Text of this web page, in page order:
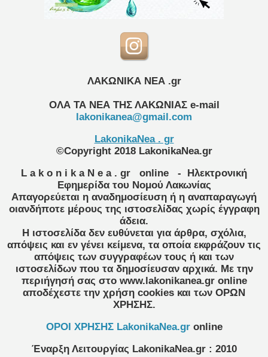
ΛΑΚΩΝΙΚΑ ΝΕΑ .gr
ΟΛΑ ΤΑ ΝΕΑ ΤΗΣ ΛΑΚΩΝΙΑΣ e-mail
lakonikanea@gmail.com
LakonikaNea . gr
©Copyright 2018 LakonikaNea.gr
L a k o n i k a N e a . gr
online
- Ηλεκτρονική
Εφημερίδα του Νομού Λακωνίας
Απαγορεύεται η αναδημοσίευση ή η αναπαραγωγή
οιανδήποτε μέρους της ιστοσελίδας χωρίς έγγραφη
άδεια.
Η ιστοσελίδα δεν ευθύνεται για άρθρα, σχόλια,
απόψεις και εν γένει κείμενα, τα οποία εκφράζουν τις
απόψεις των συγγραφέων τους ή και των
ιστοσελίδων που τα δημοσίευσαν αρχικά. Με την
περιήγησή σας στο www.lakonikanea.gr online
αποδέχεστε την χρήση cookies και των ΟΡΩΝ
ΧΡΗΣΗΣ.
OPOI XΡΗΣΗΣ LakonikaNea.gr online
Έναρξη Λειτουργίας LakonikaNea.gr : 2010